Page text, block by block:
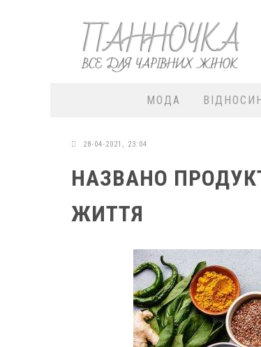
МОДА
28-04-2021, 23:04
НАЗВАНО
ЖИТТЯ